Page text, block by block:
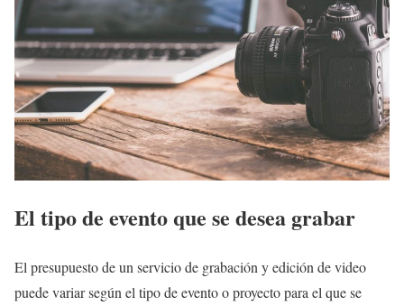
El tipo de evento que se desea grabar
El presupuesto de un servicio de grabación y edición de video
puede variar según el tipo de evento o proyecto para el que se